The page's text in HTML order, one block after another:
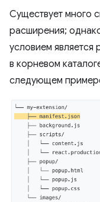
Существует много
расширения;
условием
в корневом
следующем